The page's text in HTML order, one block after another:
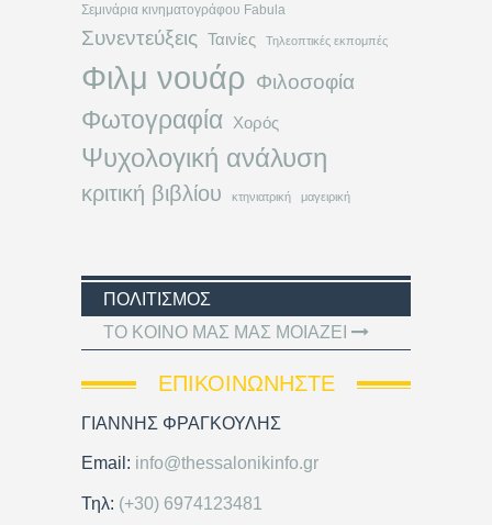
Σεμινάρια κινηματογράφου Fabula
Συνεντεύξεις Ταινίες Τηλεοπτικές εκπομπές
Φιλμ νουάρ Φιλοσοφία
Φωτογραφία Χορός
Ψυχολογική ανάλυση
κριτική βιβλίου κτηνιατρική μαγειρική
ΠΟΛΙΤΙΣΜΌΣ
ΦΡΑΝΚ ΣΙΝΑΤΡΑ: «I GOT GOT
ΕΠΙΚΟΙΝΩΝΉΣΤΕ
ΓΙΑΝΝΗΣ ΦΡΑΓΚΟΥΛΗΣ
Email: info@thessalonikinfo.gr